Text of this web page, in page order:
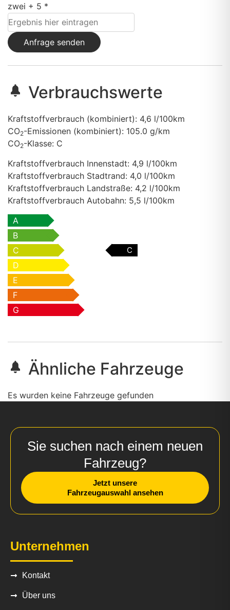
zwei + 5 *
Anfrage senden
Verbrauchswerte
Kraftstoffverbrauch (kombiniert): 4,6 l/100km
CO2-Emissionen (kombiniert): 105.0 g/km
CO2-Klasse: C
Kraftstoffverbrauch Innenstadt: 4,9 l/100km
Kraftstoffverbrauch Stadtrand: 4,0 l/100km
Kraftstoffverbrauch Landstraße: 4,2 l/100km
Kraftstoffverbrauch Autobahn: 5,5 l/100km
A
B
C
C
D
E
F
G
Ähnliche Fahrzeuge
Es wurden keine Fahrzeuge gefunden
Sie suchen nach einem neuen
Fahrzeug?
Jetzt unsere
Fahrzeugauswahl ansehen
Unternehmen
Kontakt
Über uns